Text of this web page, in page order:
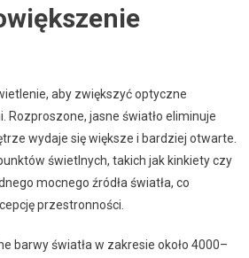
aby zwiększyć optyczne
Rozproszone, jasne światło eliminuje
wydaje się większe i bardziej otwarte.
świetlnych, takich jak kinkiety czy
mocnego źródła światła, co
przestronności.
barwy światła w zakresie około 4000–